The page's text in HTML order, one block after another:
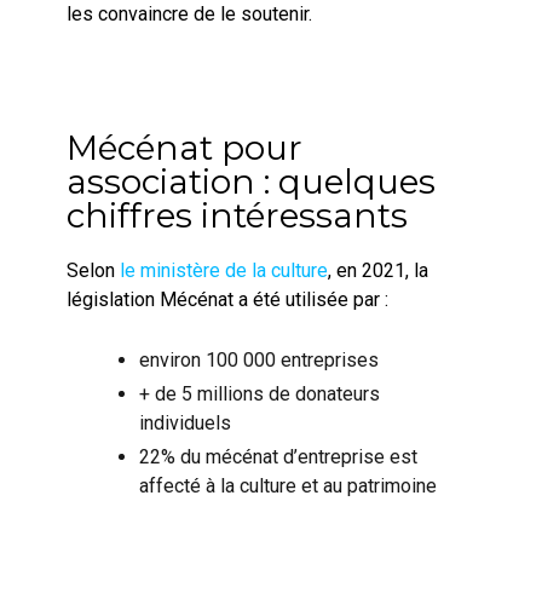
les convaincre de le soutenir.
Mécénat pour
association : quelques
chiffres intéressants
Selon le ministère de la culture, en 2021, la
législation Mécénat a été utilisée par :
environ 100 000 entreprises
+ de 5 millions de donateurs
individuels
22% du mécénat d’entreprise est
affecté à la culture et au patrimoine